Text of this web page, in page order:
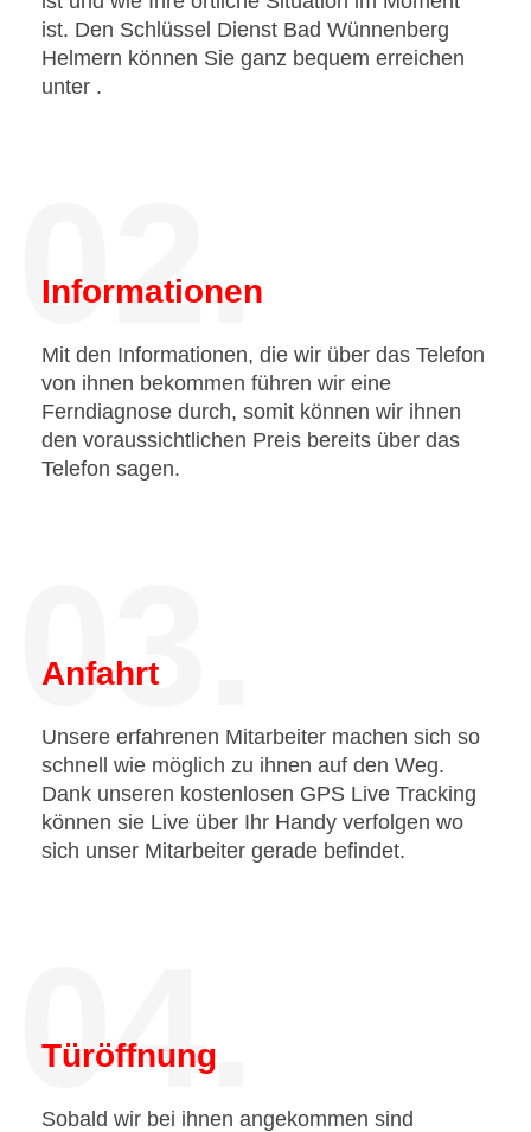
ist. Den Schlüssel Dienst Bad Wünnenberg
Helmern können Sie ganz bequem erreichen
unter .
02.
Informationen
Mit den Informationen, die wir über das Telefon
von ihnen bekommen führen wir eine
Ferndiagnose durch, somit können wir ihnen
den voraussichtlichen Preis bereits über das
Telefon sagen.
03.
Anfahrt
Unsere erfahrenen Mitarbeiter machen sich so
schnell wie möglich zu ihnen auf den Weg.
Dank unseren kostenlosen GPS Live Tracking
können sie Live über Ihr Handy verfolgen wo
sich unser Mitarbeiter gerade befindet.
04.
Türöffnung
Sobald wir bei ihnen angekommen sind